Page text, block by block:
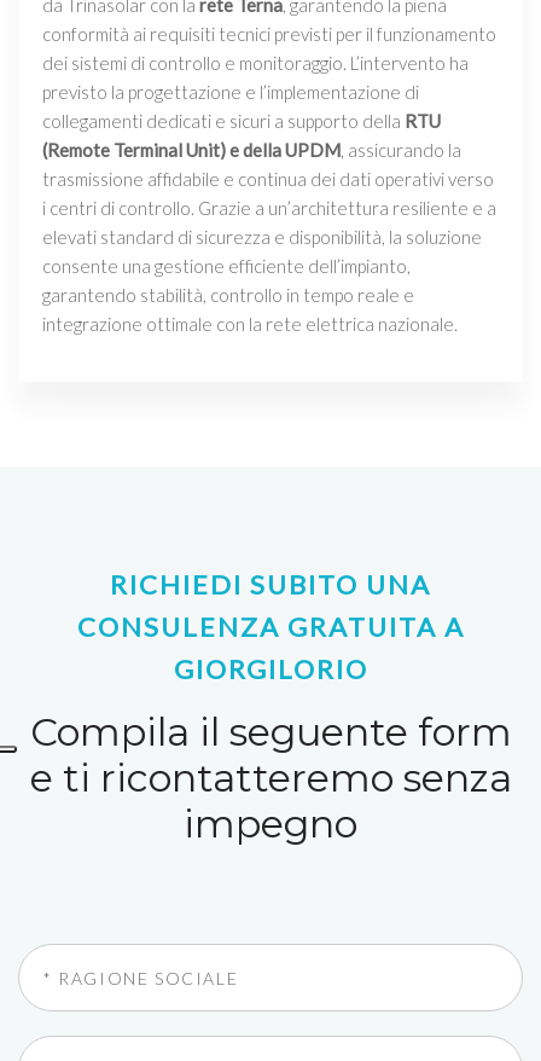
da Trinasolar con la rete Terna, garantendo la piena
conformità ai requisiti tecnici previsti per il funzionamento
dei sistemi di controllo e monitoraggio. L’intervento ha
previsto la progettazione e l’implementazione di
collegamenti dedicati e sicuri a supporto della RTU
(Remote Terminal Unit) e della UPDM, assicurando la
trasmissione affidabile e continua dei dati operativi verso
i centri di controllo. Grazie a un’architettura resiliente e a
elevati standard di sicurezza e disponibilità, la soluzione
consente una gestione efficiente dell’impianto,
garantendo stabilità, controllo in tempo reale e
integrazione ottimale con la rete elettrica nazionale.
RICHIEDI SUBITO UNA
CONSULENZA GRATUITA A
GIORGILORIO
Compila il seguente form
e ti ricontatteremo senza
impegno